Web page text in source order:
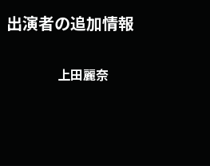
出演者の追加情報
上田麗奈